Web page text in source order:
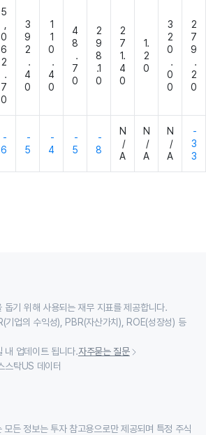
5
0
6
2
.
7
0
3
9
2
.
4
0
1
1
0
.
4
0
4
8
.
7
0
2
9
8
.1
0
2
7
1.
4
0
1.
2
0
3
2
0
.
0
0
2
7
9
.
2
0
-
6
-
5
-
4
-
5
-
8
N
/
A
N
/
A
N
/
A
-
3
3
돕기 위해 사용되는 재무 지표를 제공합니다.
기업의 수익성), PBR(자산가치), ROE(성장성) 등
내 업데이트 됩니다.자주묻는 질문
스탁US 데이터
모든 정보는 투자 참고용으로만 제공되며 특정 주식